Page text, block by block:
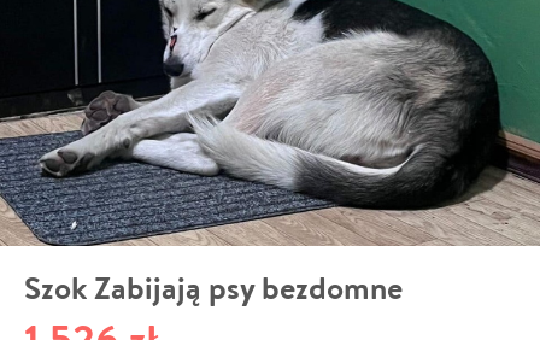
Szok Zabijają psy bezdomne